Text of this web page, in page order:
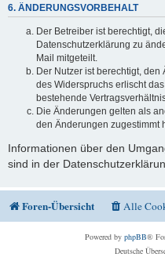
6. ÄNDERUNGSVORBEHALT
Der Betreiber ist berechtigt,
Datenschutzerklärung zu
Mail mitgeteilt.
Der Nutzer ist berechtigt,
des Widerspruchs erlischt
bestehende
Die Änderungen gelten als
den Änderungen zugestimmt
Informationen über den
sind in der
Foren-Übersicht Alle
Powered by phpBB®
Deutsche